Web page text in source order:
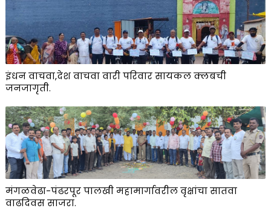
इंधन वाचवा,देश वाचवा वारी परिवार सायकल क्लबची
जनजागृती.
मंगळवेढा-पंढरपूर पालखी महामार्गावरील वृक्षांचा सातवा
वाढदिवस साजरा.